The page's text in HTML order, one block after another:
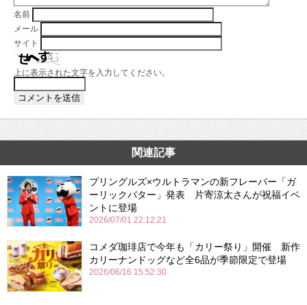
名前
メール
サイト
上に表示された文字を入力してください。
関連記事
プリングルズ×ウルトラマンの新フレーバー「ガ
ーリックバター」発表 片寄涼太さんが祝福イベ
ントに登場
2026/07/01 22:12:21
コメダ珈琲店で今年も「カリー祭り」開催 新作
カリーナンドッグなど全6品が季節限定で登場
2026/06/16 15:52:30